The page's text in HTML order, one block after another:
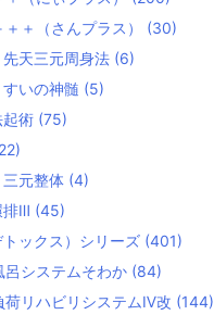
＋＋（さんプラス） (30)
天三元周身法 (6)
いの神髄 (5)
術 (75)
三元整体 (4)
排Ⅲ (45)
ックス）シリーズ (401)
呂システムそわか (84)
荷リハビリシステムⅣ改 (144)